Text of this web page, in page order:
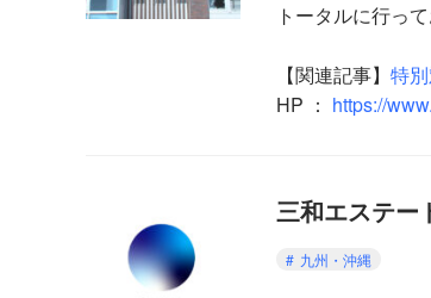
トータルに行っ
【関連記事】 特
HP ： https://
三和エステー
九州・沖縄